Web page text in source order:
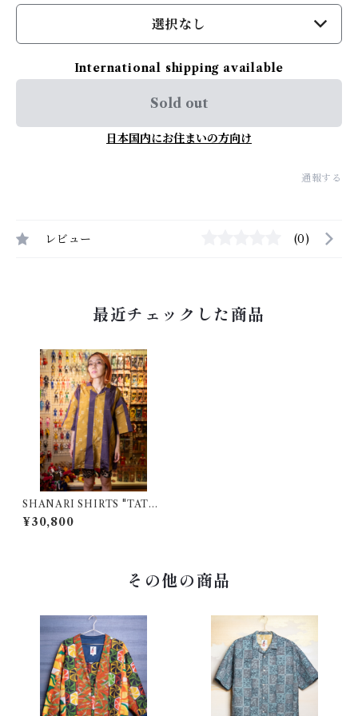
選択なし
International shipping available
Sold out
日本国内にお住まいの方向け
通報する
レビュー (0)
最近チェックした商品
SHANARI SHIRTS "TATEJ
IMA" | XL
¥30,800
その他の商品